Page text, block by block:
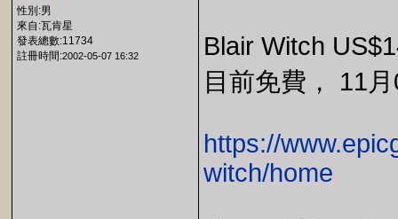
性別:男
來自:瓦肯星
發表總數:11734
註冊時間:2002-05-07 16:32
Blair Witch
目前免費， 11
https://
witch/home